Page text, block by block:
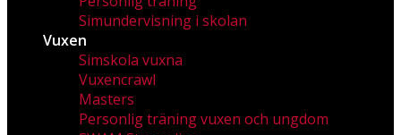
Simundervisning i skolan
Vuxen
Simskola vuxna
Vuxencrawl
Masters
Personlig träning vuxen och ungdom